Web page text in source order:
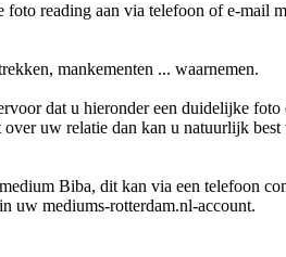
reading aan via telefoon of e-mail
mankementen ... waarnemen.
dat u hieronder een duidelijke foto
uw relatie dan kan u natuurlijk
medium Biba, dit kan via een telefoon
uw mediums-rotterdam.nl-account.